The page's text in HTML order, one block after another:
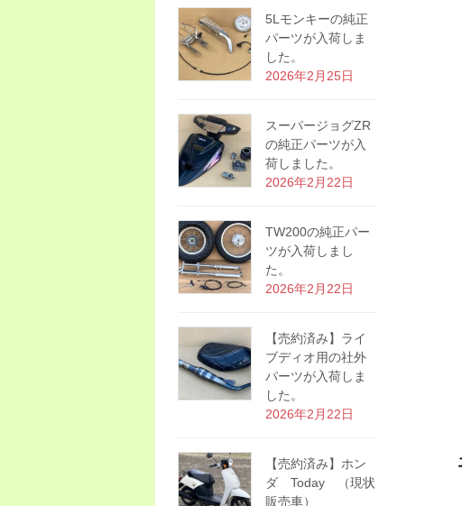
5Lモンキーの純正
パーツが入荷しま
した。
2026年2月25日
スーパージョグZR
の純正パーツが入
荷しました。
2026年2月22日
TW200の純正パー
ツが入荷しまし
た。
2026年2月22日
【売約済み】ライ
ブディオ用の社外
パーツが入荷しま
した。
2026年2月22日
【売約済み】ホン
ダ Today （現状
販売車）